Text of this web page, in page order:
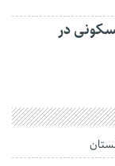
در